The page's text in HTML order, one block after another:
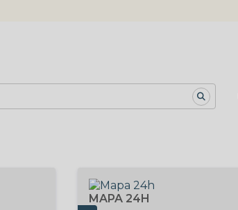
MAPA 24H